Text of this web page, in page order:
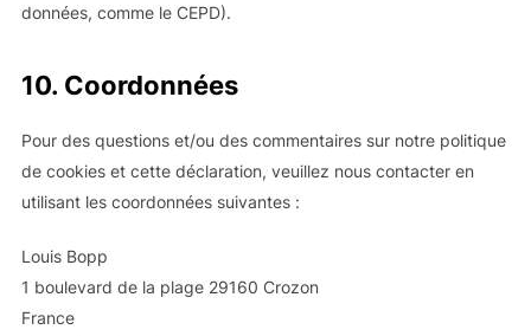
données, comme le CEPD).
10. Coordonnées
Pour des questions et/ou des commentaires sur notre politique
de cookies et cette déclaration, veuillez nous contacter en
utilisant les coordonnées suivantes :
Louis Bopp
1 boulevard de la plage 29160 Crozon
France